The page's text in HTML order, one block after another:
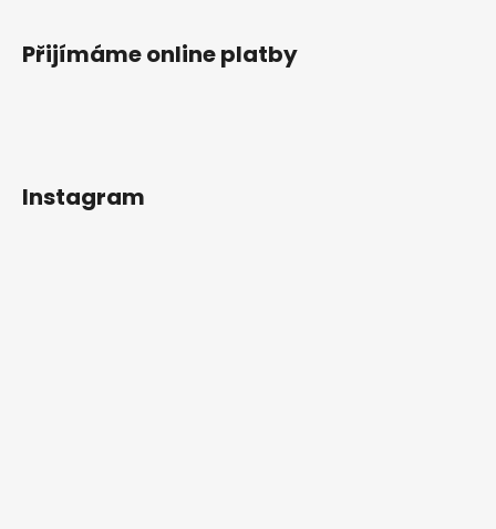
Přijímáme online platby
Instagram